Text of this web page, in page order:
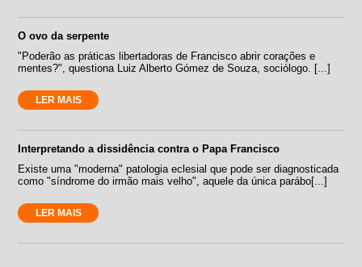
O ovo da serpente
"Poderão as práticas libertadoras de Francisco abrir corações e
mentes?", questiona Luiz Alberto Gómez de Souza, sociólogo. [...]
LER MAIS
Interpretando a dissidência contra o Papa Francisco
Existe uma "moderna" patologia eclesial que pode ser diagnosticada
como "síndrome do irmão mais velho", aquele da única parábo[...]
LER MAIS